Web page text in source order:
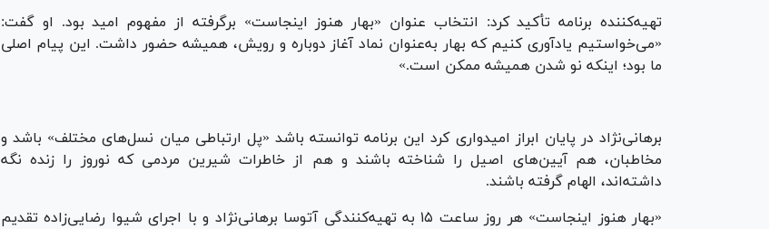
تهیه‌کننده برنامه تأکید کرد: انتخاب عنوان «بهار هنوز اینجاست» برگرفته از مفهوم امید بود. او گفت:
«می‌خواستیم یادآوری کنیم که بهار به‌عنوان نماد آغاز دوباره و رویش، همیشه حضور داشت. این پیام اصلی
ما بود؛ اینکه نو شدن همیشه ممکن است.»
برهانی‌نژاد در پایان ابراز امیدواری کرد این برنامه توانسته باشد «پل ارتباطی میان نسل‌های مختلف» باشد و
مخاطبان، هم آیین‌های اصیل را شناخته باشند و هم از خاطرات شیرین مردمی که نوروز را زنده نگه
داشته‌اند، الهام گرفته باشند.
«بهار هنوز اینجاست» هر روز ساعت ۱۵ به تهیه‌کنندگی آتوسا برهانی‌نژاد و با اجرای شیوا رضایی‌زاده تقدیم